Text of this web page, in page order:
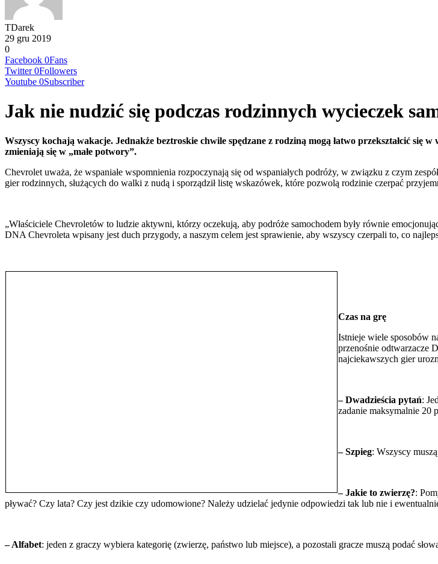
TDarek
29 gru 2019
0
Facebook 0Fans
Twitter 0Followers
Youtube 0Subscriber
Jak nie nudzić się podczas rodzinnych wycieczek
Wszyscy kochają wakacje. Jednakże beztroskie chwile spędzane z rodziną mogą łatwo przekształcić się
zmieniają się w „małe potwory”.
Chevrolet uważa, że wspaniałe wspomnienia rozpoczynają się od wspaniałych podróży, w związku z czym
gier rodzinnych, służących do walki z nudą i sporządził listę wskazówek, które pozwolą rodzinie czerpać
„Właściciele Chevroletów to ludzie aktywni, którzy oczekują, aby podróże samochodem były równie
DNA Chevroleta wpisany jest duch przygody, a naszym celem jest sprawienie, aby wszyscy czerpali to, co
Czas na grę
Istnieje wiele sposobów
przenośnie odtwarzacze
najciekawszych gier
– Dwadzieścia pytań:
zadanie maksymalnie 20
– Szpieg: Wszyscy
– Jakie to zwierzę?:
pływać? Czy lata? Czy jest dzikie czy udomowione? Należy udzielać jedynie odpowiedzi tak lub nie i
– Alfabet: jeden z graczy wybiera kategorię (zwierzę, państwo lub miejsce), a pozostali gracze muszą podać